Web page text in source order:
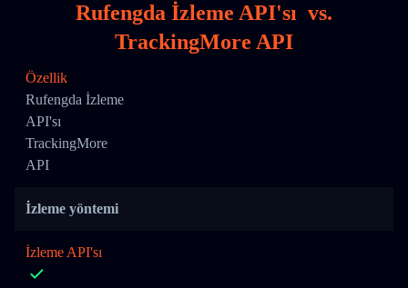
Rufengda İzleme API'sı vs.
TrackingMore API
Özellik
Rufengda İzleme
API'sı
TrackingMore
API
İzleme yöntemi
İzleme API'sı